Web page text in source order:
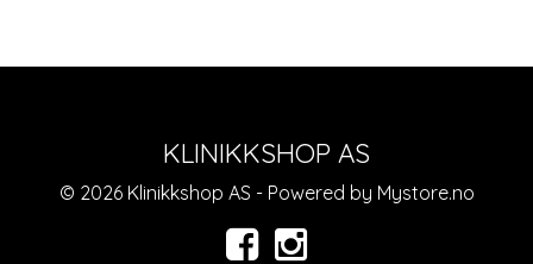
KLINIKKSHOP AS
© 2026 Klinikkshop AS - Powered by Mystore.no